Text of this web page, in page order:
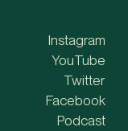
Instagram
YouTube
Twitter
Facebook
Podcast